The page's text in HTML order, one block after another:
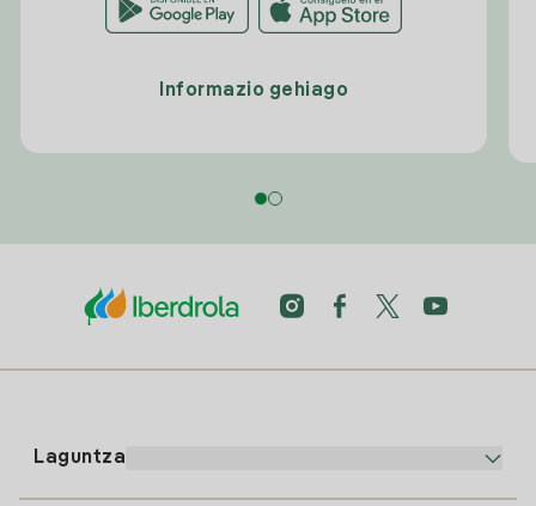
Informazio gehiago
Laguntza